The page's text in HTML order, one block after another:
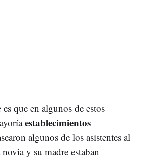
que en algunos de estos
establecimientos
algunos de los asistentes al
y su madre estaban